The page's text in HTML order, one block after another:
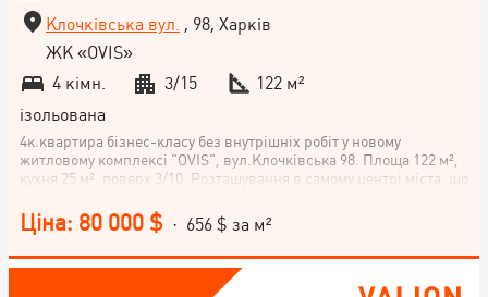
Клочківська вул. , 98, Харків
ЖК «OVIS»
4 кімн.
3/15
122 м²
ізольована
4к.квартира бізнес-класу без внутрішніх робіт у новому
житловому комплексі "OVIS", вул.Клочківська 98. Площа 122 м²,
кухня 25 м², поверх 3/10. Розташування в самому центрі міста, що
вікон на вулицю. Продаж за переуступкою. Ідеальна пропозиція
для тих, хто цінує зручне розташування та комфортне
проживання. Ставайте власником цього стильного житла та
насолоджуйтесь затишком та перевагами центрального
Ціна: 80 000 $ · 656 $ за м²